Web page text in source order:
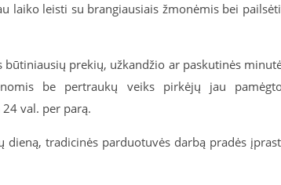
laiko leisti su brangiausiais žmonėmis bei
prekių, užkandžio ar paskutinės
be pertraukų veiks pirkėjų jau
val. per parą.
dieną, tradicinės parduotuvės darbą pradės